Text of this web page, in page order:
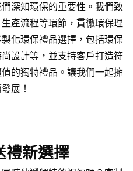
深知環保的重要性。我們致
產流程等環節，貫徹環保理
化環保禮品選擇，包括環保
設計等，並支持客戶打造符
的獨特禮品。讓我們一起擁
展！
禮新選擇